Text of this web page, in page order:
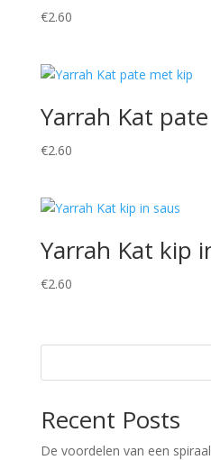
€2.60
Yarrah Kat
€2.60
Yarrah Kat kip
€2.60
Recent Posts
De voordelen van een